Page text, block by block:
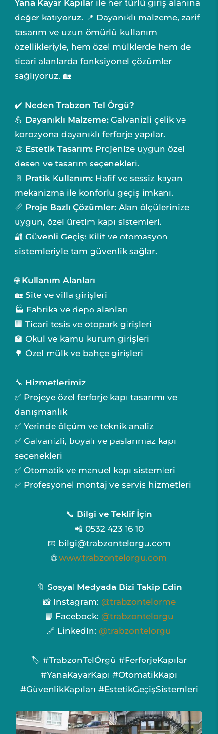
Yana Kayar Kapılar ile her türlü giriş alanına
değer katıyoruz. 📍 Dayanıklı malzeme, zarif
tasarım ve uzun ömürlü kullanım
özellikleriyle, hem özel mülklerde hem de
ticari alanlarda fonksiyonel çözümler
sağlıyoruz. 🏡
✔️ Neden Trabzon Tel Örgü?
💪 Dayanıklı Malzeme: Galvanizli çelik ve
korozyona dayanıklı ferforje yapılar.
🎨 Estetik Tasarım: Projenize uygun özel
desen ve tasarım seçenekleri.
🚪 Pratik Kullanım: Hafif ve sessiz kayan
mekanizma ile konforlu geçiş imkanı.
📏 Proje Bazlı Çözümler: Alan ölçülerinize
uygun, özel üretim kapı sistemleri.
🔐 Güvenli Geçiş: Kilit ve otomasyon
sistemleriyle tam güvenlik sağlar.
🌐 Kullanım Alanları
🏡 Site ve villa girişleri
🏭 Fabrika ve depo alanları
🏢 Ticari tesis ve otopark girişleri
🏫 Okul ve kamu kurum girişleri
🌳 Özel mülk ve bahçe girişleri
🔧 Hizmetlerimiz
✅ Projeye özel ferforje kapı tasarımı ve
danışmanlık
✅ Yerinde ölçüm ve teknik analiz
✅ Galvanizli, boyalı ve paslanmaz kapı
seçenekleri
✅ Otomatik ve manuel kapı sistemleri
✅ Profesyonel montaj ve servis hizmetleri
📞 Bilgi ve Teklif İçin
📲 0532 423 16 10
📧 bilgi@trabzontelorgu.com
🌐www.trabzontelorgu.com
🔖 Sosyal Medyada Bizi Takip Edin
📸 Instagram: @trabzontelorme
📘 Facebook: @trabzontelorgu
🔗 LinkedIn: @trabzontelorgu
🏷️ #TrabzonTelÖrgü #FerforjeKapılar
#YanaKayarKapı #OtomatikKapı
#GüvenlikKapıları #EstetikGeçişSistemleri